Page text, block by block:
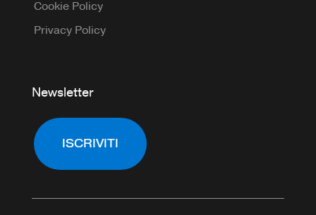
Cookie Policy
Privacy Policy
Newsletter
ISCRIVITI